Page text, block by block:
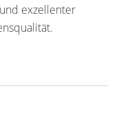
exzellenter